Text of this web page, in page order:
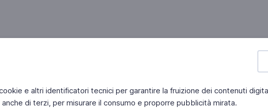
e altri identificatori tecnici per garantire la fruizione dei contenuti
di terzi, per misurare il consumo e proporre pubblicità mirata.